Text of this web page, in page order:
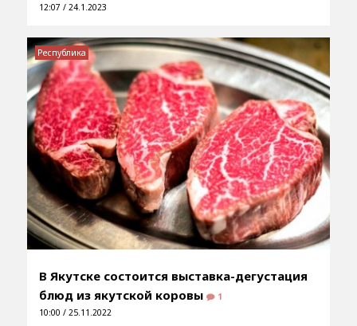
12:07 / 24.1.2023
В Якутске состоится выставка-дегустация
блюд из якутской коровы
1
10:00 / 25.11.2022
Республика